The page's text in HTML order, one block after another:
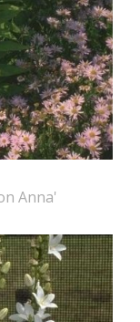
Anna'